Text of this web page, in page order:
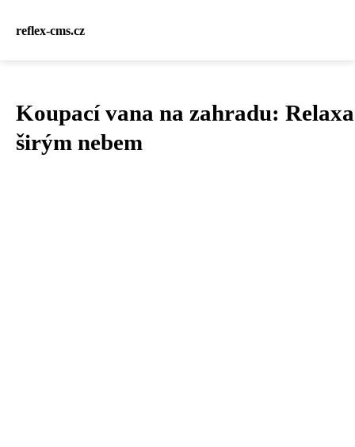
reflex-cms.cz
Koupací vana na zahradu:
širým nebem